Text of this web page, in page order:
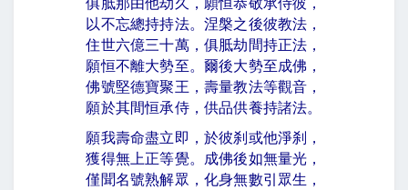
俱胝那由他劫久，願恒恭敬承侍彼，
以不忘總持持法。涅槃之後彼教法，
住世六億三十萬，俱胝劫間持正法，
願恒不離大勢至。爾後大勢至成佛，
佛號堅德寶聚王，壽量教法等觀音，
願於其間恒承侍，供品供養持諸法。
願我壽命盡立即，於彼刹或他淨刹，
獲得無上正等覺。成佛後如無量光，
僅聞名號熟解眾，化身無數引眾生，